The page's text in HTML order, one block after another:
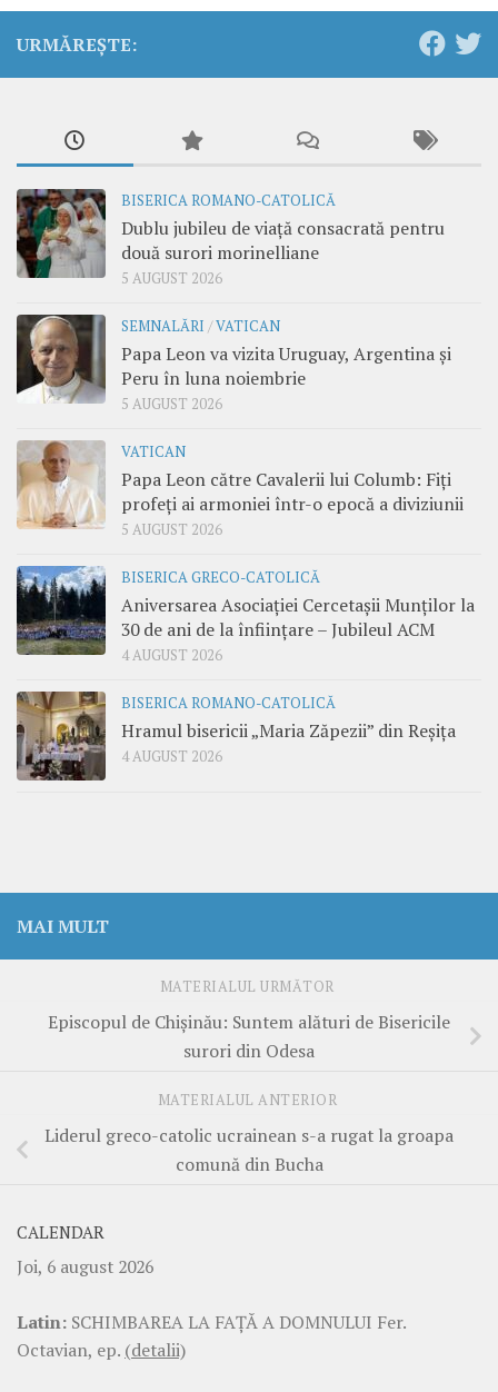
URMĂREȘTE:
BISERICA ROMANO-CATOLICĂ
Dublu jubileu de viață consacrată pentru
două surori morinelliane
5 AUGUST 2026
SEMNALĂRI /VATICAN
Papa Leon va vizita Uruguay, Argentina și
Peru în luna noiembrie
5 AUGUST 2026
VATICAN
Papa Leon către Cavalerii lui Columb: Fiți
profeți ai armoniei într-o epocă a diviziunii
5 AUGUST 2026
BISERICA GRECO-CATOLICĂ
Aniversarea Asociației Cercetașii Munților la
30 de ani de la înființare – Jubileul ACM
4 AUGUST 2026
BISERICA ROMANO-CATOLICĂ
Hramul bisericii „Maria Zăpezii” din Reșița
4 AUGUST 2026
MAI MULT
MATERIALUL URMĂTOR
Episcopul de Chișinău: Suntem alături de Bisericile
surori din Odesa
MATERIALUL ANTERIOR
Liderul greco-catolic ucrainean s-a rugat la groapa
comună din Bucha
CALENDAR
Joi, 6 august 2026
Latin: SCHIMBAREA LA FAŢĂ A DOMNULUI Fer.
Octavian, ep. (detalii)